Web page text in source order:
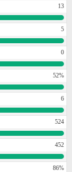
13
5
0
52%
6
524
452
86%